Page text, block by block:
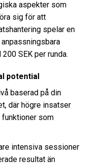
aspekter som
sig för att
spelar en
SEK per runda.
potential
baserad på din
där högre insatser
som
intensiva sessioner
resultat än